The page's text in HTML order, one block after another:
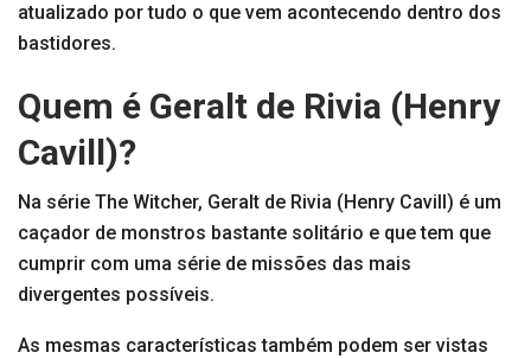
atualizado por tudo o que vem acontecendo dentro dos
bastidores.
Quem é Geralt de Rivia (Henry
Cavill)?
Na série The Witcher, Geralt de Rivia (Henry Cavill) é um
caçador de monstros bastante solitário e que tem que
cumprir com uma série de missões das mais
divergentes possíveis.
As mesmas características também podem ser vistas